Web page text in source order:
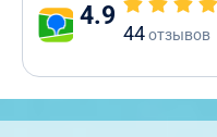
4.9
44отзывов